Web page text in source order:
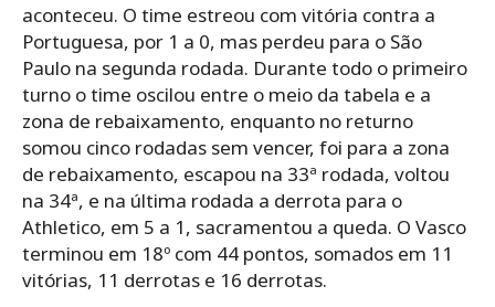
aconteceu. O time estreou com vitória contra a
Portuguesa, por 1 a 0, mas perdeu para o São
Paulo na segunda rodada. Durante todo o primeiro
turno o time oscilou entre o meio da tabela e a
zona de rebaixamento, enquanto no returno
somou cinco rodadas sem vencer, foi para a zona
de rebaixamento, escapou na 33ª rodada, voltou
na 34ª, e na última rodada a derrota para o
Athletico, em 5 a 1, sacramentou a queda. O Vasco
terminou em 18º com 44 pontos, somados em 11
vitórias, 11 derrotas e 16 derrotas.